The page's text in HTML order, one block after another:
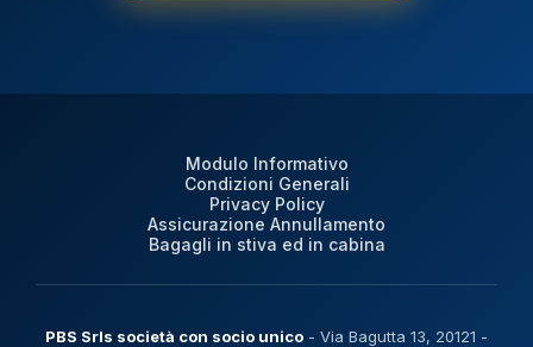
Modulo Informativo
Condizioni Generali
Privacy Policy
Assicurazione Annullamento
Bagagli in stiva ed in cabina
PBS Srls società con socio unico - Via Bagutta 13, 20121 -